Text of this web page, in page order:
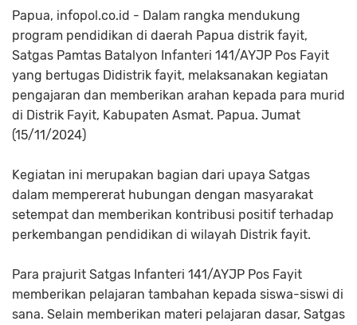
Papua, infopol.co.id - Dalam rangka mendukung
program pendidikan di daerah Papua distrik fayit,
Satgas Pamtas Batalyon Infanteri 141/AYJP Pos Fayit
yang bertugas Didistrik fayit, melaksanakan kegiatan
pengajaran dan memberikan arahan kepada para murid
di Distrik Fayit, Kabupaten Asmat. Papua. Jumat
(15/11/2024)
Kegiatan ini merupakan bagian dari upaya Satgas
dalam mempererat hubungan dengan masyarakat
setempat dan memberikan kontribusi positif terhadap
perkembangan pendidikan di wilayah Distrik fayit.
Para prajurit Satgas Infanteri 141/AYJP Pos Fayit
memberikan pelajaran tambahan kepada siswa-siswi di
sana. Selain memberikan materi pelajaran dasar, Satgas